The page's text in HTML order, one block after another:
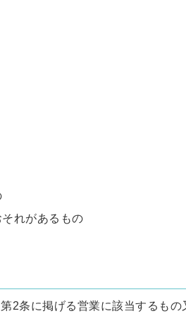
れがあるもの
2条に掲げる営業に該当するも